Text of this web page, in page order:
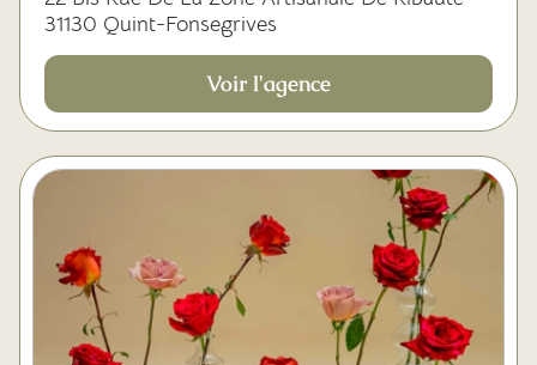
31130 Quint-Fonsegrives
Voir l'agence